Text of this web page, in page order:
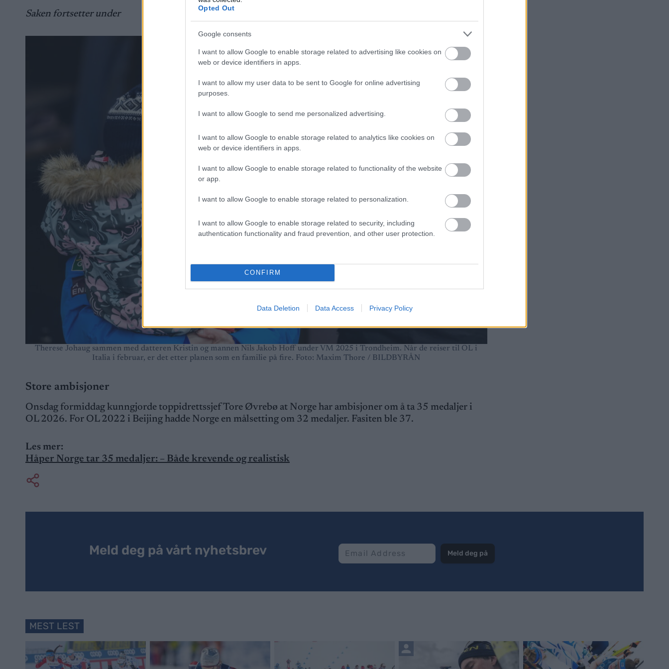
Opted Out
Google consents
I want to allow Google to enable storage related to advertising like cookies on
web or device identifiers in apps.
I want to allow my user data to be sent to Google for online advertising
purposes.
I want to allow Google to send me personalized advertising.
I want to allow Google to enable storage related to analytics like cookies on
web or device identifiers in apps.
I want to allow Google to enable storage related to functionality of the website
or app.
I want to allow Google to enable storage related to personalization.
I want to allow Google to enable storage related to security, including
authentication functionality and fraud prevention, and other user protection.
CONFIRM
Data Deletion Data Access Privacy Policy
Saken fortsetter under
Therese Johaug sammen med datteren Kristin og mannen Nils Jakob Hoff under VM 2025 i Trondheim. Når de reiser til OL i
Italia i februar, er det etter planen som en familie på fire. Foto: Maxim Thore / BILDBYRÅN
Store ambisjoner
Onsdag formiddag kunngjorde toppidrettssjef Tore Øvrebø at Norge har ambisjoner om å ta 35 medaljer i
OL 2026. For OL 2022 i Beijing hadde Norge en målsetting om 32 medaljer. Fasiten ble 37.
Les mer:
Håper Norge tar 35 medaljer: – Både krevende og realistisk
Meld deg på vårt nyhetsbrev Meld deg på
MEST LEST